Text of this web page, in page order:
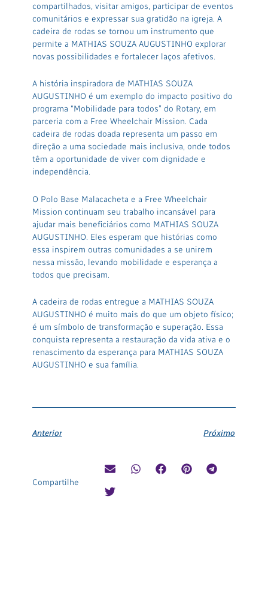
compartilhados, visitar amigos, participar de eventos
comunitários e expressar sua gratidão na igreja. A
cadeira de rodas se tornou um instrumento que
permite a MATHIAS SOUZA AUGUSTINHO explorar
novas possibilidades e fortalecer laços afetivos.
A história inspiradora de MATHIAS SOUZA
AUGUSTINHO é um exemplo do impacto positivo do
programa “Mobilidade para todos” do Rotary, em
parceria com a Free Wheelchair Mission. Cada
cadeira de rodas doada representa um passo em
direção a uma sociedade mais inclusiva, onde todos
têm a oportunidade de viver com dignidade e
independência.
O Polo Base Malacacheta e a Free Wheelchair
Mission continuam seu trabalho incansável para
ajudar mais beneficiários como MATHIAS SOUZA
AUGUSTINHO. Eles esperam que histórias como
essa inspirem outras comunidades a se unirem
nessa missão, levando mobilidade e esperança a
todos que precisam.
A cadeira de rodas entregue a MATHIAS SOUZA
AUGUSTINHO é muito mais do que um objeto físico;
é um símbolo de transformação e superação. Essa
conquista representa a restauração da vida ativa e o
renascimento da esperança para MATHIAS SOUZA
AUGUSTINHO e sua família.
Anterior Próximo
Compartilhe